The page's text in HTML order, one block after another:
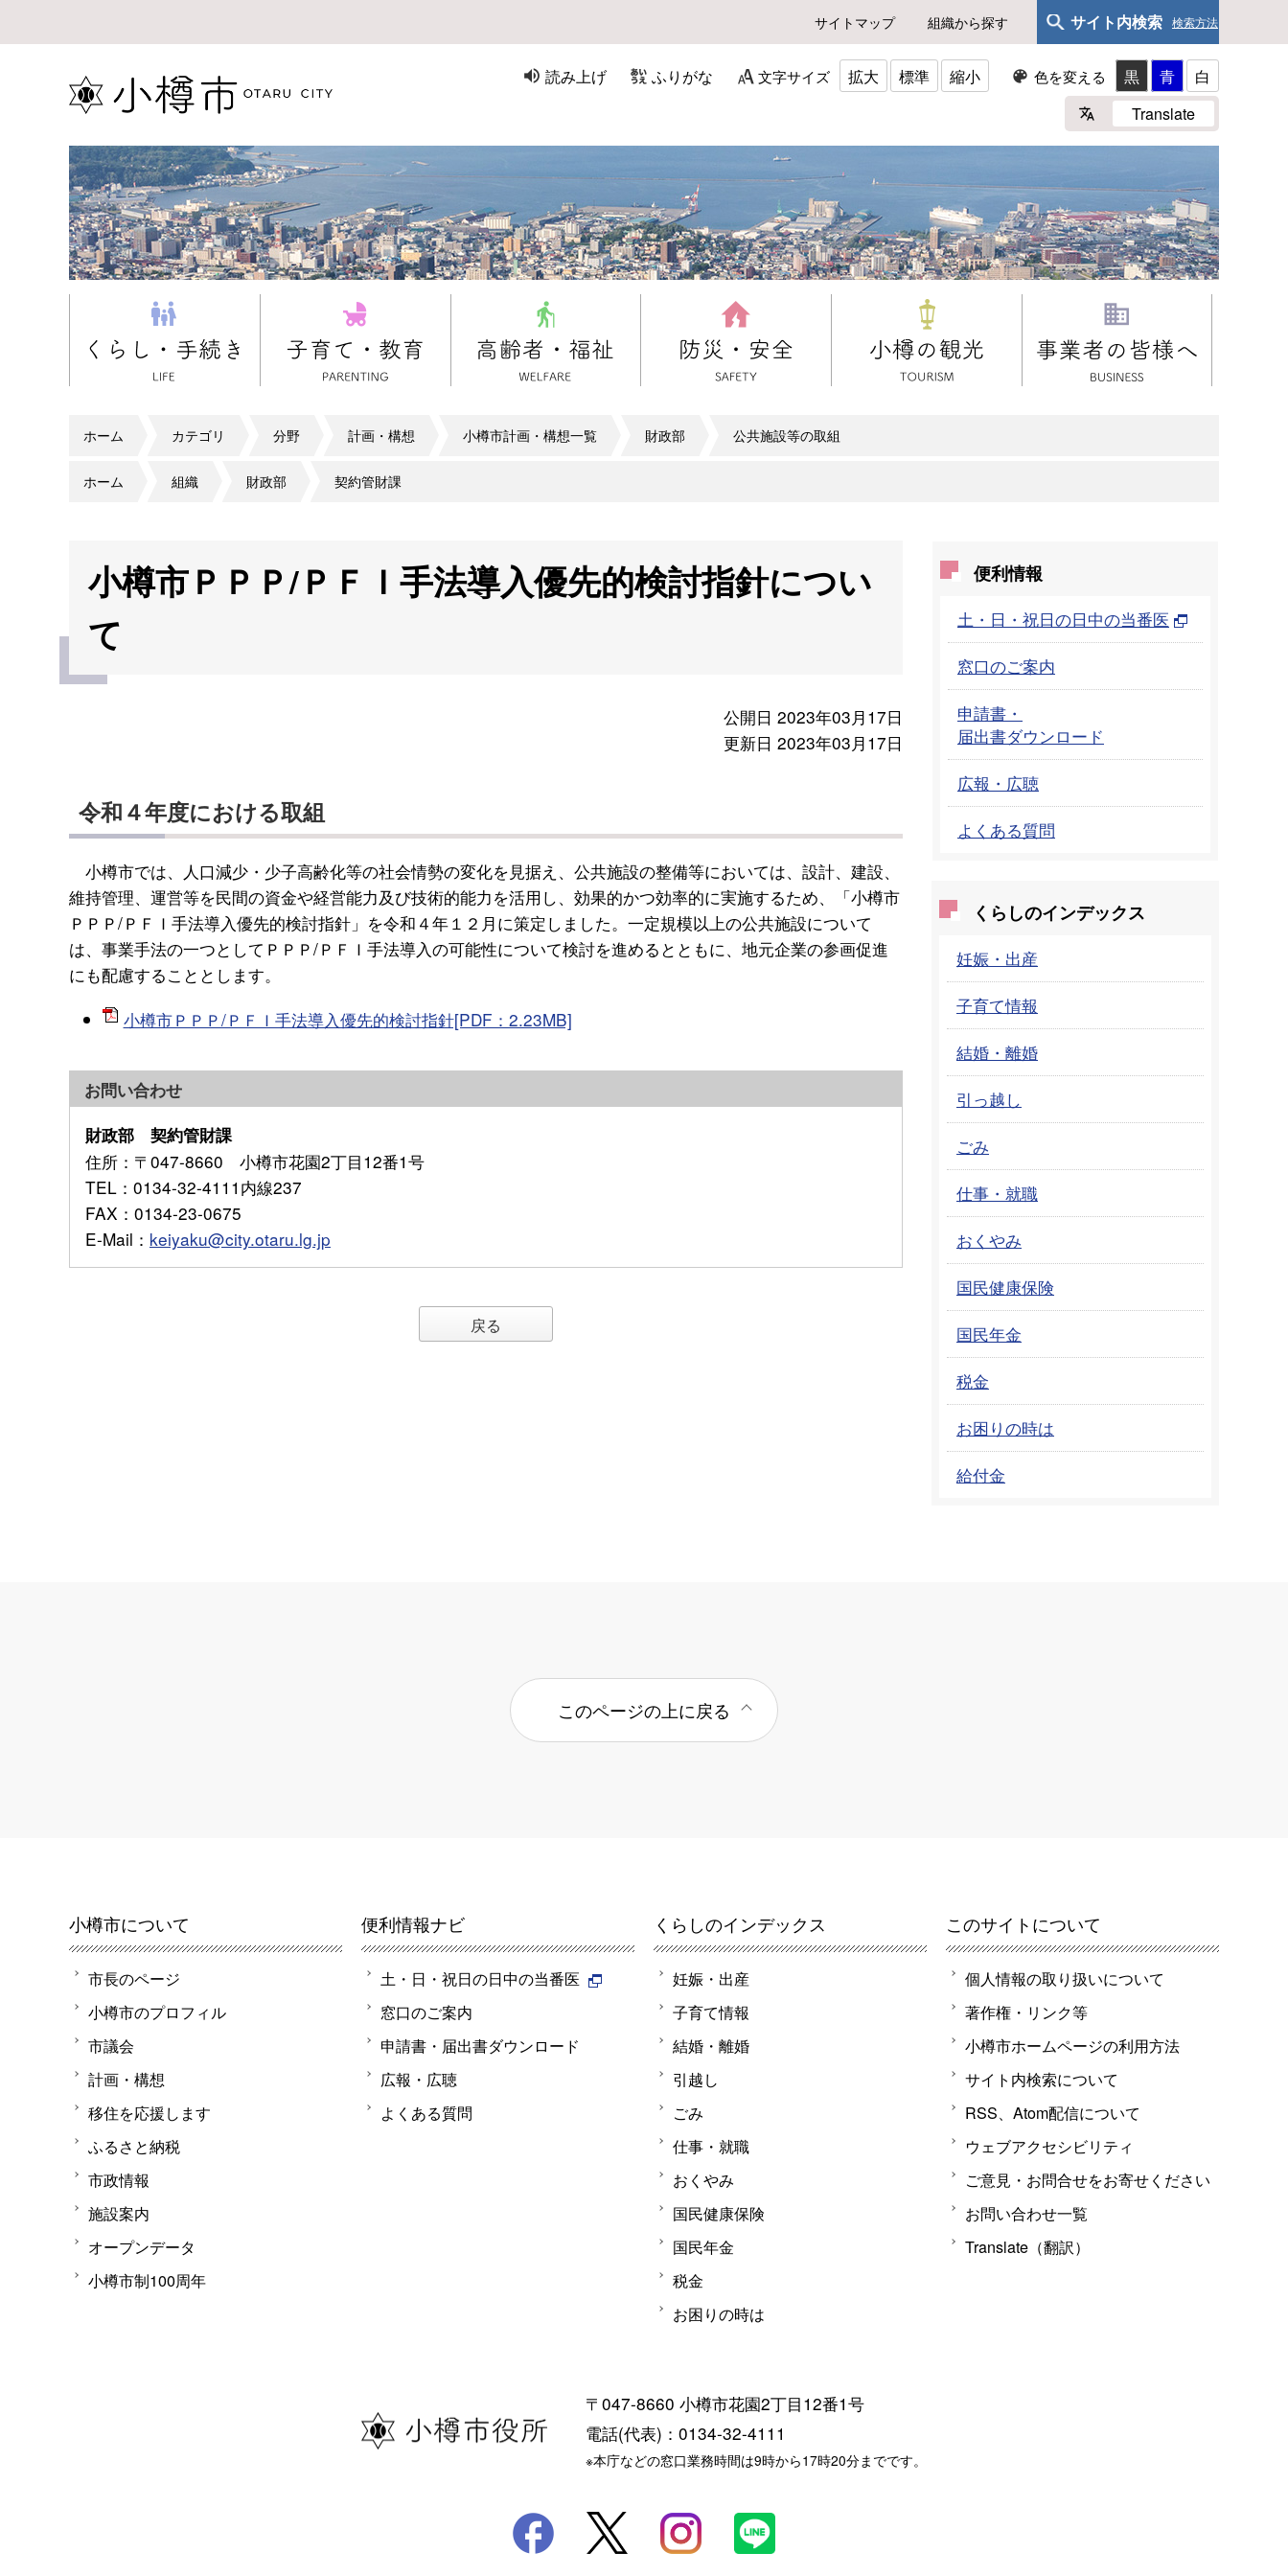
サイトマップ 組織から探す サイト内検索 検索方法
読み上げ ふりがな 文字サイズ 拡大 標準 縮小 色を変える 黒 青
白
Translate
ホーム カテゴリ 分野 計画・構想 小樽市計画・構想一覧 財政部 公共施設等の取組
ホーム 組織 財政部 契約管財課
小樽市ＰＰＰ/ＰＦＩ手法導入優先的検討指針につい
て
公開日 2023年03月17日
更新日 2023年03月17日
令和４年度における取組
小樽市では、人口減少・少子高齢化等の社会情勢の変化を見据え、公共施設の整備等においては、設計、建設、
維持管理、運営等を民間の資金や経営能力及び技術的能力を活用し、効果的かつ効率的に実施するため、「小樽市
ＰＰＰ/ＰＦＩ手法導入優先的検討指針」を令和４年１２月に策定しました。一定規模以上の公共施設について
は、事業手法の一つとしてＰＰＰ/ＰＦＩ手法導入の可能性について検討を進めるとともに、地元企業の参画促進
にも配慮することとします。
小樽市ＰＰＰ/ＰＦＩ手法導入優先的検討指針[PDF：2.23MB]
お問い合わせ
財政部 契約管財課
住所 ：〒047-8660 小樽市花園2丁目12番1号
TEL ：0134-32-4111内線237
FAX ：0134-23-0675
E-Mail ： keiyaku@city.otaru.lg.jp
戻る
便利情報
土・日・祝日の日中の当番医
窓口のご案内
申請書・
届出書ダウンロード
広報・広聴
よくある質問
くらしのインデックス
妊娠・出産
子育て情報
結婚・離婚
引っ越し
ごみ
仕事・就職
おくやみ
国民健康保険
国民年金
税金
お困りの時は
給付金
このページの上に戻る
小樽市について
市長のページ
小樽市のプロフィル
市議会
計画・構想
移住を応援します
ふるさと納税
市政情報
施設案内
オープンデータ
小樽市制100周年
便利情報ナビ
土・日・祝日の日中の当番医
窓口のご案内
申請書・届出書ダウンロード
広報・広聴
よくある質問
くらしのインデックス
妊娠・出産
子育て情報
結婚・離婚
引越し
ごみ
仕事・就職
おくやみ
国民健康保険
国民年金
税金
お困りの時は
このサイトについて
個人情報の取り扱いについて
著作権・リンク等
小樽市ホームページの利用方法
サイト内検索について
RSS、Atom配信について
ウェブアクセシビリティ
ご意見・お問合せをお寄せください
お問い合わせ一覧
Translate（翻訳）
〒047-8660 小樽市花園2丁目12番1号
電話(代表)：0134-32-4111
※本庁などの窓口業務時間は9時から17時20分までです。